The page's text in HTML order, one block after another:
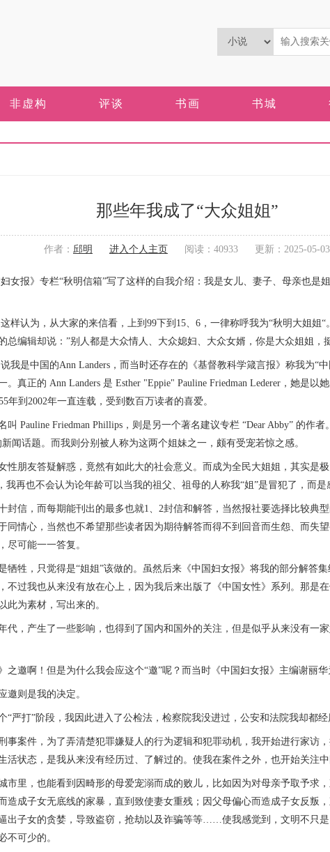
非虚构 评谈 书画 书城
那些年我成了“大众姐姐”
作者： 邱明 进入个人主页 阅读：40933 更新：2025-05-03
报》专栏“秋明信箱”写了这样的自我介绍：我是女儿、妻子、母亲也是
认为，从大家的来信看，上到99下到15、6，一律称呼我为“秋明大姐姐“
总编辑却说：”别人都是大众情人、大众媳妇、大众女婿，你是大众姐姐，
中国的Ann Landers，而当时还存在的《基督教科学箴言报》称我为“中
。真正的 Ann Landers 是 Esther "Eppie" Pauline Friedman Lederer，她是以
年到2002年一直连载，受到数百万读者的喜爱。
Pauline Friedman Phillips，则是另一个著名建议专栏 “Dear Abby” 的作者
闻话题。而我则分别被人称为这两个姐妹之一，颇有受宠若惊之感。
朋友答疑解惑，竟然有如此大的社会意义。而成为全民大姐姐，其实是极
我再也不会认为论年龄可以当我的祖父、祖母的人称我“姐”是冒犯了，而是
信，而每期能刊出的最多也就1、2封信和解答，当然报社要选择比较典
同情心，当然也不希望那些读者因为期待解答而得不到回音而生怨、而失
尽可能一一答复。
牲，只觉得是“姐姐”该做的。虽然后来《中国妇女报》将我的部分解答集
不过我也从来没有放在心上，因为我后来出版了《中国女性》系列。那是
此为素材，写出来的。
，产生了一些影响，也得到了国内和国外的关注，但是似乎从来没有一家
邀啊！但是为什么我会应这个“邀”呢？而当时《中国妇女报》主编谢丽华
则是我的决定。
打”阶段，我因此进入了公检法，检察院我没进过，公安和法院我却都经
案件，为了弄清楚犯罪嫌疑人的行为逻辑和犯罪动机，我开始进行家访
活状态，是我从来没有经历过、了解过的。使我在案件之外，也开始关注中
里，也能看到因畸形的母爱宠溺而成的败儿，比如因为对母亲予取予求，
造成子女无底线的家暴，直到致使妻女重残；因父母偏心而造成子女反叛
出子女的贪婪，导致盗窃，抢劫以及诈骗等等……使我感觉到，文明不只
不可少的。